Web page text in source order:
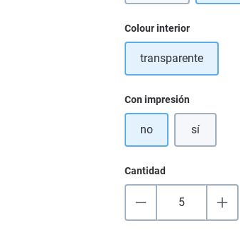
Seleccione
Colour interior
transparente
Seleccione
Con impresión
no sí
Cantidad